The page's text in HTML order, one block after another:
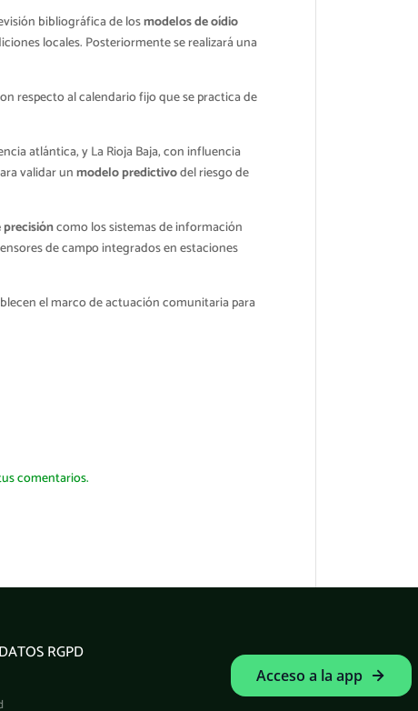
bibliográfica de losmodelos de oídio
locales. Posteriormente se realizará una
respecto al calendario fijo que se practica de
atlántica, y La Rioja Baja, con influencia
validar unmodelo predictivodel riesgo de
como los sistemas de información
de campo integrados en estaciones
el marco de actuación comunitaria para
comentarios.
RGPD
Acceso a la app